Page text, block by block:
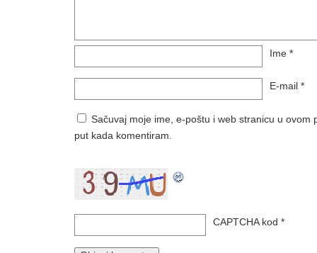
Ime *
E-mail *
Sačuvaj moje ime, e-poštu i web stranicu u ovom
put kada komentiram.
CAPTCHA kod *